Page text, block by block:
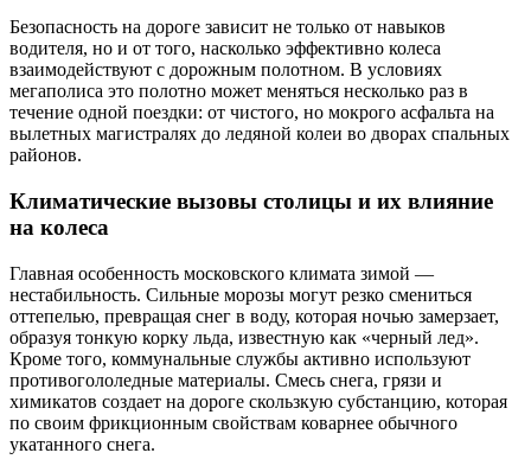
Безопасность на дороге зависит не только от навыков
водителя, но и от того, насколько эффективно колеса
взаимодействуют с дорожным полотном. В условиях
мегаполиса это полотно может меняться несколько раз в
течение одной поездки: от чистого, но мокрого асфальта на
вылетных магистралях до ледяной колеи во дворах спальных
районов.
Климатические вызовы столицы и их влияние
на колеса
Главная особенность московского климата зимой —
нестабильность. Сильные морозы могут резко смениться
оттепелью, превращая снег в воду, которая ночью замерзает,
образуя тонкую корку льда, известную как «черный лед».
Кроме того, коммунальные службы активно используют
противогололедные материалы. Смесь снега, грязи и
химикатов создает на дороге скользкую субстанцию, которая
по своим фрикционным свойствам коварнее обычного
укатанного снега.